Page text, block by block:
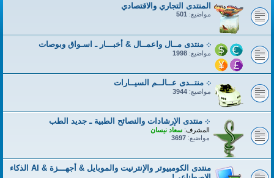
المنتدى التجاري والاقتصادي
مواضيع: 501
܀ منتدى مــال واعمــال & أخبـــار ـ اسـواق وبوصات
مواضيع: 1998
܀ منتــدى عــالــم السيــارات
مواضيع: 3944
܀ منتدى الإرشادات والنصائح الطبية ـ جديد الطب
المشرف: سعاد نيسان
مواضيع: 3697
منتدى الكومبيوتر والإنترنيت والموبايل & أجهـــزة & AI الذكاء